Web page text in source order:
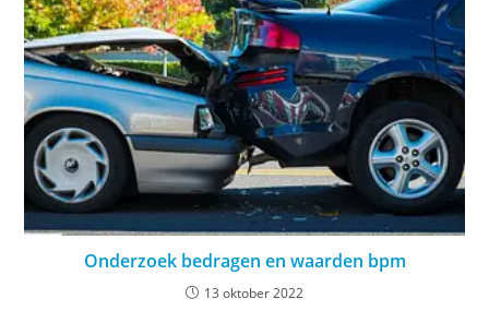
Onderzoek bedragen en waarden bpm
13 oktober 2022